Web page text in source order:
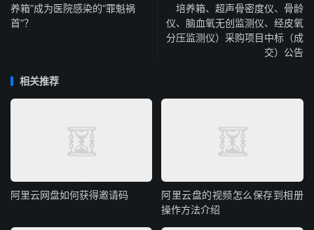
养箱”成为医院感染的“罪魁祸
首”？
培养箱、超声骨密度仪、骨龄
仪、脑血氧无创监测仪、经皮氧
分压监测仪）采购项目中标（成
交）公告
相关推荐
阿里云网盘如何获得邀请码
阿里云盘的视频怎么保存到相册
操作方法介绍